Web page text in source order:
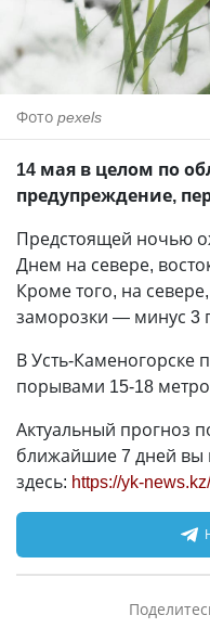
Фото pexels
14 мая в целом по
предупреждение,
Предстоящей ночью
Днем на севере,
Кроме того, на
заморозки — минус 3
В Усть-Каменогорске
порывами 15-18
Актуальный прогноз
ближайшие 7 дней вы
здесь: https://yk-